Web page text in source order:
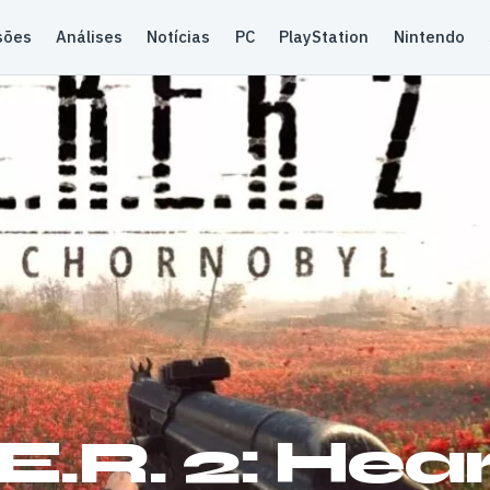
Análises Notícias PC PlayStation Nintendo
2: